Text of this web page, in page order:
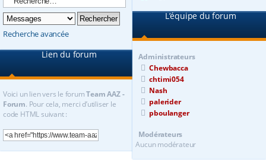
Recherche avancée
Lien du forum
Voici un lien vers le forumTeam AAZ -
Forum. Pour cela, merci d’utiliser le
code HTML suivant :
L’équipe du forum
Administrateurs
Chewbacca
chtimi054
Nash
palerider
pboulanger
Modérateurs
Aucun modérateur